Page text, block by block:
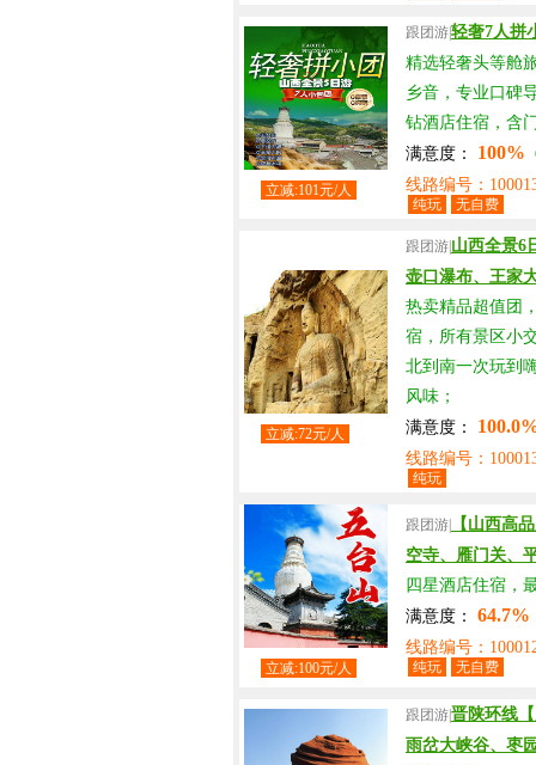
立减:101元/人
跟团游|轻奢7人拼
精选轻奢头等舱
乡音，专业口碑
钻酒店住宿，含
满意度：
100%
线路编号：
纯玩 无自费
立减:72元/人
跟团游| 山西全景6
壶口瀑布、王家
热卖精品超值团
宿，所有景区小
北到南一次玩到
风味；
满意度：
线路编号：
纯玩
立减:100元/人
跟团游|
【山西高
空寺、雁门关、
四星酒店住宿，
满意度：
64.7%
线路编号：
纯玩 无自费
跟团游|晋陕环线
雨岔大峡谷、枣